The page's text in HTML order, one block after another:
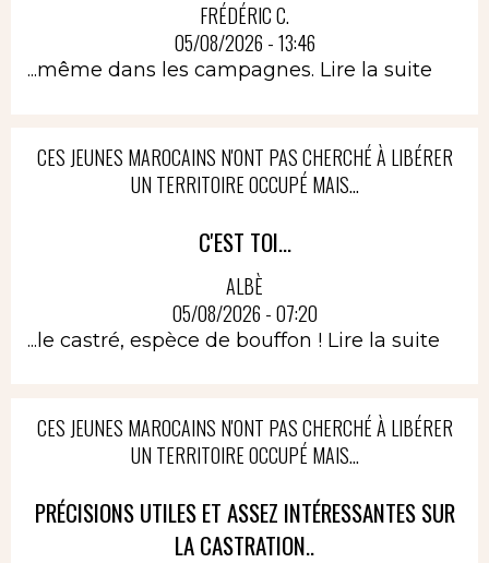
FRÉDÉRIC C.
05/08/2026 - 13:46
...même dans les campagnes. Lire la suite
CES JEUNES MAROCAINS N'ONT PAS CHERCHÉ À LIBÉRER
UN TERRITOIRE OCCUPÉ MAIS...
C'EST TOI...
ALBÈ
05/08/2026 - 07:20
...le castré, espèce de bouffon ! Lire la suite
CES JEUNES MAROCAINS N'ONT PAS CHERCHÉ À LIBÉRER
UN TERRITOIRE OCCUPÉ MAIS...
PRÉCISIONS UTILES ET ASSEZ INTÉRESSANTES SUR
LA CASTRATION..